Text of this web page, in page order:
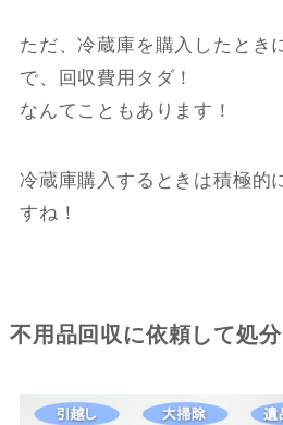
ただ、冷蔵庫を購入したとき
で、回収費用タダ！
なんてこともあります！
冷蔵庫購入するときは積極的
すね！
不用品回収に依頼して処分